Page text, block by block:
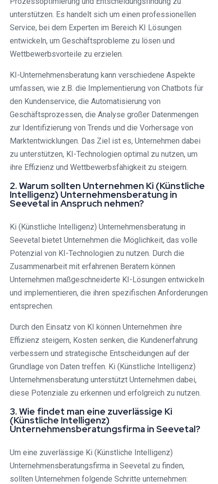
unterstützen. Es handelt sich um einen professionellen
Service, bei dem Experten im Bereich KI Lösungen
entwickeln, um Geschäftsprobleme zu lösen und
Wettbewerbsvorteile zu erzielen.
KI-Unternehmensberatung kann verschiedene Aspekte
umfassen, wie z.B. die Implementierung von Chatbots für
den Kundenservice, die Automatisierung von
Geschäftsprozessen, die Analyse großer Datenmengen
zur Identifizierung von Trends und die Vorhersage von
Marktentwicklungen. Das Ziel ist es, Unternehmen dabei
zu unterstützen, KI-Technologien optimal zu nutzen, um
ihre Effizienz und Wettbewerbsfähigkeit zu steigern.
2. Warum sollten Unternehmen Ki (Künstliche
Intelligenz) Unternehmensberatung in
Seevetal in Anspruch nehmen?
Ki (Künstliche Intelligenz) Unternehmensberatung in
Seevetal bietet Unternehmen die Möglichkeit, das volle
Potenzial von KI-Technologien zu nutzen. Durch die
Zusammenarbeit mit erfahrenen Beratern können
Unternehmen maßgeschneiderte KI-Lösungen entwickeln
und implementieren, die ihren spezifischen Anforderungen
entsprechen.
Durch den Einsatz von KI können Unternehmen ihre
Effizienz steigern, Kosten senken, die Kundenerfahrung
verbessern und strategische Entscheidungen auf der
Grundlage von Daten treffen. Ki (Künstliche Intelligenz)
Unternehmensberatung unterstützt Unternehmen dabei,
diese Potenziale zu erkennen und erfolgreich zu nutzen.
3. Wie findet man eine zuverlässige Ki
(Künstliche Intelligenz)
Unternehmensberatungsfirma in Seevetal?
Um eine zuverlässige Ki (Künstliche Intelligenz)
Unternehmensberatungsfirma in Seevetal zu finden,
sollten Unternehmen folgende Schritte unternehmen: